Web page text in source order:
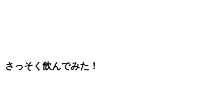
さっそく飲んでみた！